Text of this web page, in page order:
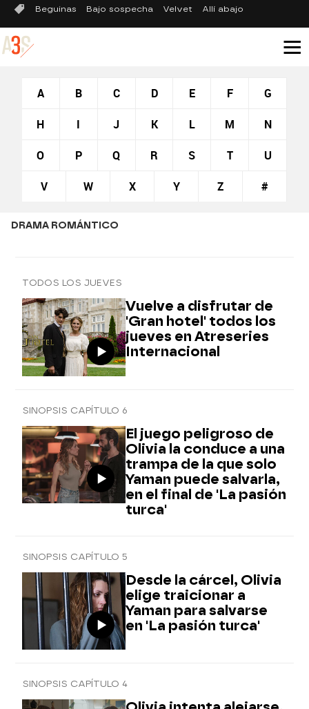
Beguinas Bajo sospecha Velvet Allí abajo
A B C D E F G
H I J K L M N
O P Q R S T U
V W X Y Z #
DRAMA ROMÁNTICO
TODOS LOS JUEVES
Vuelve a disfrutar de
'Gran hotel' todos los
jueves en Atreseries
Internacional
SINOPSIS CAPÍTULO 6
El juego peligroso de
Olivia la conduce a una
trampa de la que solo
Yaman puede salvarla,
en el final de 'La pasión
turca'
SINOPSIS CAPÍTULO 5
Desde la cárcel, Olivia
elige traicionar a
Yaman para salvarse
en 'La pasión turca'
SINOPSIS CAPÍTULO 4